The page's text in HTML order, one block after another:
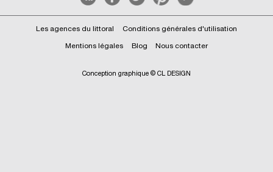
Les agences du littoral Conditions générales d'utilisation
Mentions légales Blog Nous contacter
Conception graphique © CL DESIGN